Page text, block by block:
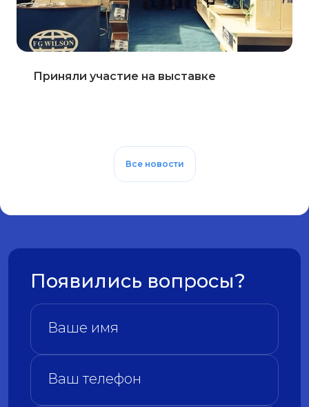
Приняли участие на выставке
Все новости
Появились вопросы?